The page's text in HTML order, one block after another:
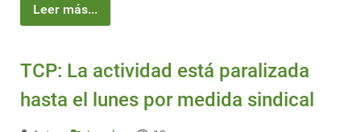
Leer más...
TCP: La actividad está paralizada
hasta el lunes por medida sindical